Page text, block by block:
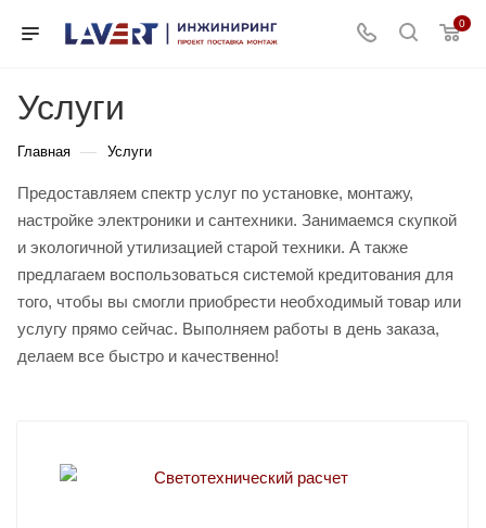
0
Услуги
Главная — Услуги
Предоставляем спектр услуг по установке, монтажу,
настройке электроники и сантехники. Занимаемся скупкой
и экологичной утилизацией старой техники. А также
предлагаем воспользоваться системой кредитования для
того, чтобы вы смогли приобрести необходимый товар или
услугу прямо сейчас. Выполняем работы в день заказа,
делаем все быстро и качественно!